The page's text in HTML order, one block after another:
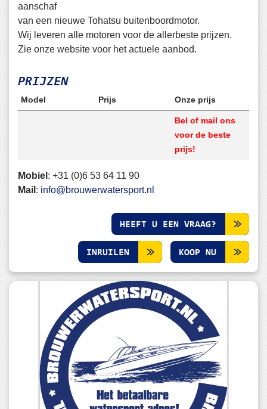
aanschaf
van een nieuwe Tohatsu buitenboordmotor.
Wij leveren alle motoren voor de allerbeste prijzen.
Zie onze website voor het actuele aanbod.
PRIJZEN
Model Prijs Onze prijs
Bel of mail ons
voor de beste
prijs!
Mobiel : +31 (0)6 53 64 11 90
Mail : info@brouwerwatersport.nl
HEEFT U EEN VRAAG?
INRUILEN KOOP NU